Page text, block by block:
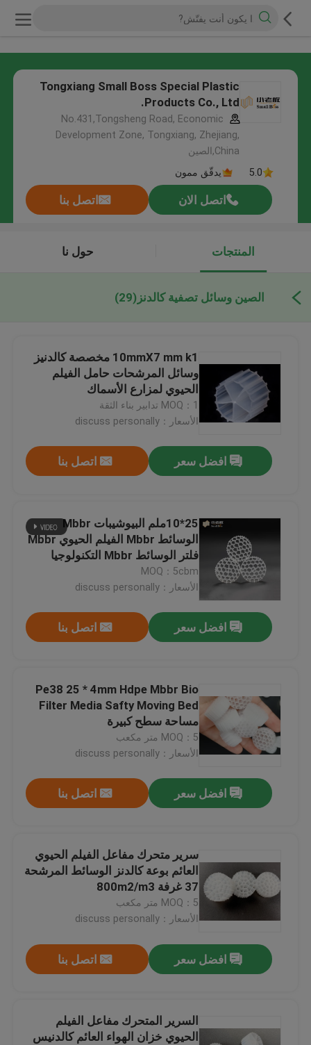
Tongxiang Small Boss Special Plastic
Products Co., Ltd.
No.431,Tongsheng Road, Economic
Development Zone, Tongxiang, Zhejiang,
China,الصين
5.0
يدقّق ممون
اتصل الان اتصل بنا
المنتجات حول نا
الصين وسائل تصفية كالدنز (29)
10mmX7 mm k1 مخصصة كالدنيز
وسائل المرشحات حامل الفيلم
الحيوي لمزارع الأسماك
MOQ：1 تدابير بناء الثقة
الأسعار：discuss personally
افضل سعر اتصل بنا
25*10ملم البيوشيبات Mbbr
الوسائط Mbbr الفيلم الحيوي Mbbr
فلتر الوسائط Mbbr التكنولوجيا
MOQ：5cbm
الأسعار：discuss personally
افضل سعر اتصل بنا
Pe38 25 * 4mm Hdpe Mbbr Bio
Filter Media Safty Moving Bed
مساحة سطح كبيرة
MOQ：5 متر مكعب
الأسعار：discuss personally
افضل سعر اتصل بنا
سرير متحرك مفاعل الفيلم الحيوي
العائم بوعة كالدنز الوسائط المرشحة
37 غرفة 800m2/m3
MOQ：5 متر مكعب
الأسعار：discuss personally
افضل سعر اتصل بنا
السرير المتحرك مفاعل الفيلم
الحيوي خزان الهواء العائم كالدنيس